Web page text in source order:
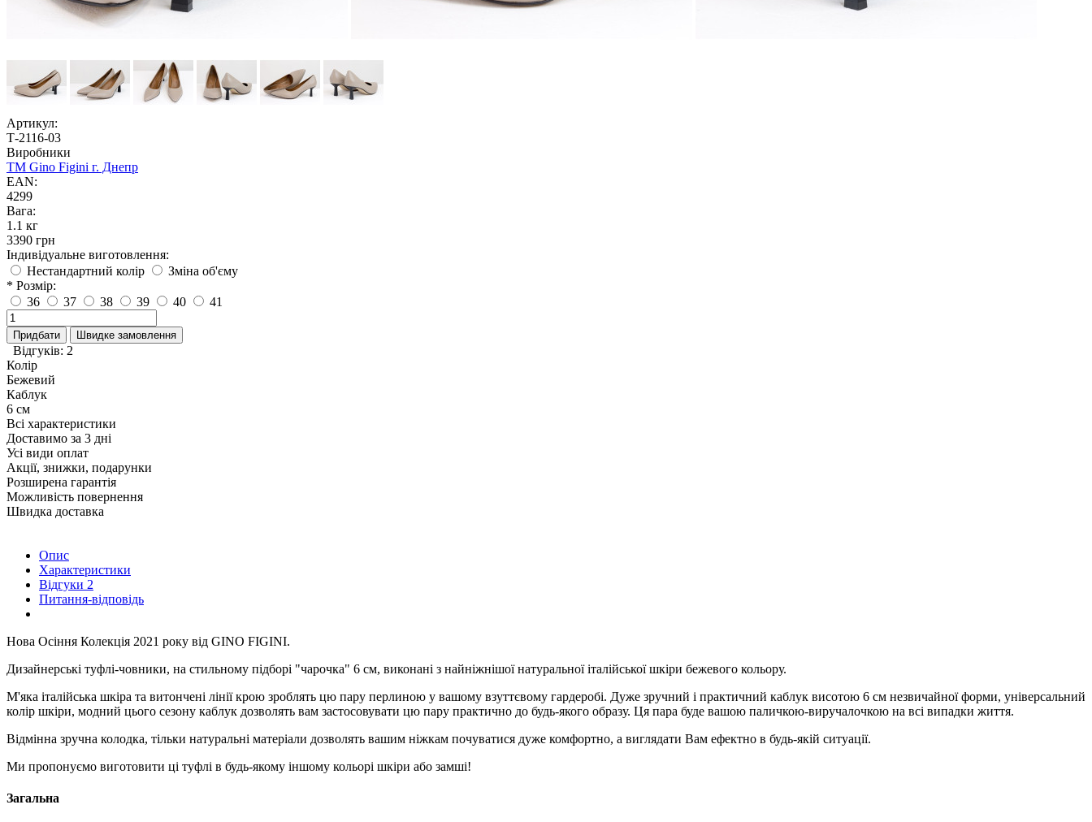
Артикул:
Т-2116-03
Виробники
TM Gino Figini г. Днепр
EAN:
4299
Вага:
1.1 кг
3390 грн
Індивідуальне виготовлення:
Нестандартний колір
Зміна об'єму
* Розмір:
36
37 38 39 40 41
Придбати Швидке замовлення
Відгуків: 2
Колір
Бежевий
Каблук
6 см
Всі характеристики
Доставимо за 3 дні
Усі види оплат
Акції, знижки, подарунки
Розширена гарантія
Можливість повернення
Швидка доставка
Опис
Характеристики
Відгуки 2
Питання-відповідь
Нова Осіння Колекція 2021 року від GINO FIGINI.
Дизайнерські туфлі-човники, на стильному підборі "чарочка" 6 см, виконані з найніжнішої натуральної італійської шкіри бежевого кольору.
М'яка італійська шкіра та витончені лінії крою зроблять цю пару перлиною у вашому взуттєвому гардеробі. Дуже зручний і практичний каблук висотою 6 см незвичайної форми, універсальний
колір шкіри, модний цього сезону каблук дозволять вам застосовувати цю пару практично до будь-якого образу. Ця пара буде вашою паличкою-виручалочкою на всі випадки життя.
Відмінна зручна колодка, тільки натуральні матеріали дозволять вашим ніжкам почуватися дуже комфортно, а виглядати Вам ефектно в будь-якій ситуації.
Ми пропонуємо виготовити ці туфлі в будь-якому іншому кольорі шкіри або замші!
Загальна